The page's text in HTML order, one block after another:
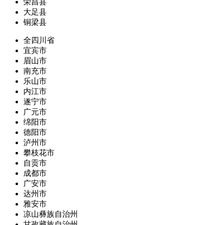
荣昌县
大足县
铜梁县
全四川省
宜宾市
眉山市
南充市
乐山市
内江市
遂宁市
广元市
绵阳市
德阳市
泸州市
攀枝花市
自贡市
成都市
广安市
达州市
雅安市
凉山彝族自治州